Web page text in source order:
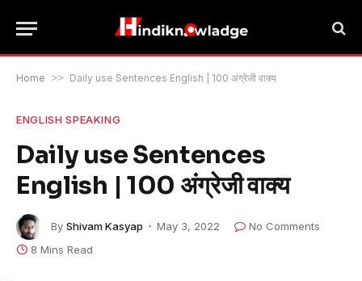
Home >> Daily use Sentences English | 100 अंग्रेजी वाक्य
ENGLISH SPEAKING
Daily use Sentences
English | 100 अंग्रेजी वाक्य
By Shivam Kasyap May 3, 2022
No Comments
8 Mins Read